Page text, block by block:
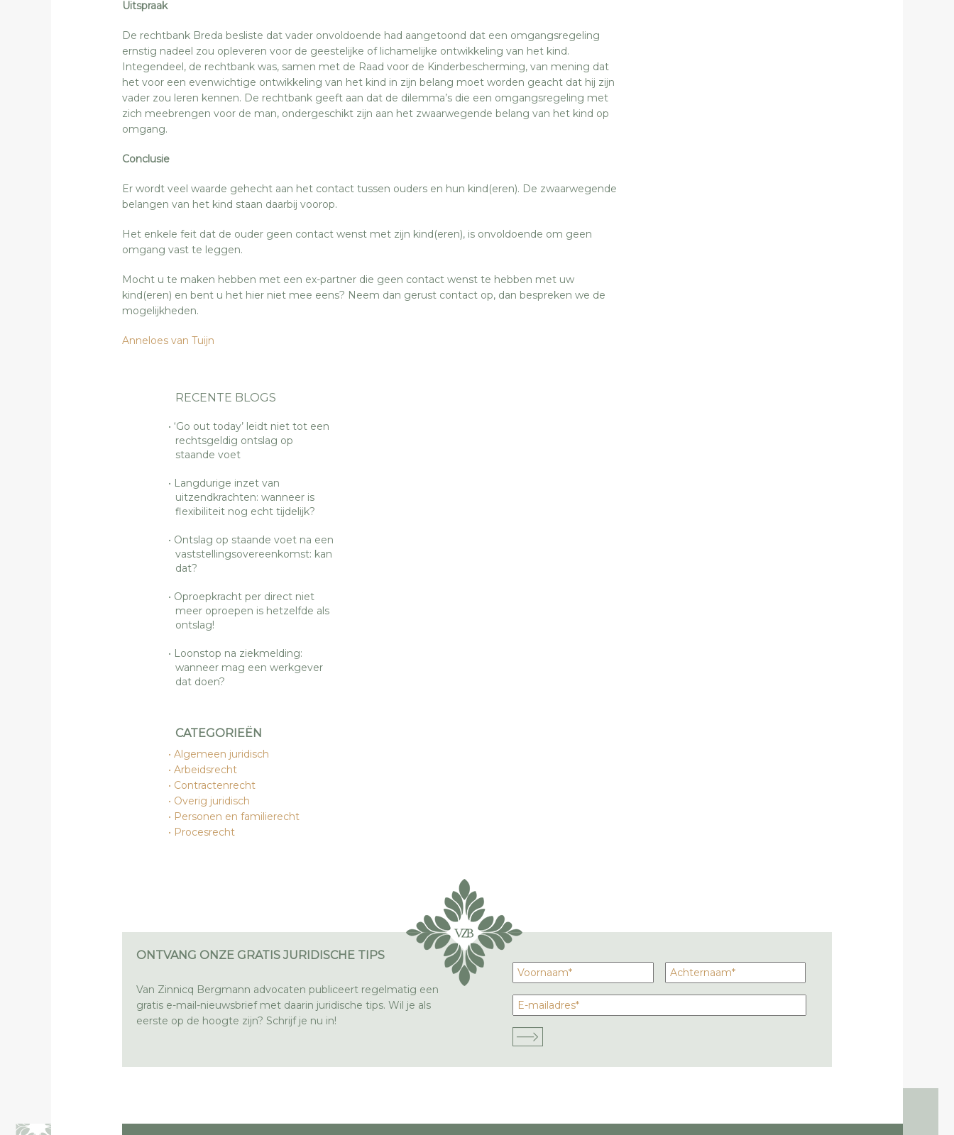
Uitspraak
De rechtbank Breda besliste dat vader onvoldoende had aangetoond dat een omgangsregeling
ernstig nadeel zou opleveren voor de geestelijke of lichamelijke ontwikkeling van het kind.
Integendeel, de rechtbank was, samen met de Raad voor de Kinderbescherming, van mening dat
het voor een evenwichtige ontwikkeling van het kind in zijn belang moet worden geacht dat hij zijn
vader zou leren kennen. De rechtbank geeft aan dat de dilemma’s die een omgangsregeling met
zich meebrengen voor de man, ondergeschikt zijn aan het zwaarwegende belang van het kind op
omgang.
Conclusie
Er wordt veel waarde gehecht aan het contact tussen ouders en hun kind(eren). De zwaarwegende
belangen van het kind staan daarbij voorop.
Het enkele feit dat de ouder geen contact wenst met zijn kind(eren), is onvoldoende om geen
omgang vast te leggen.
Mocht u te maken hebben met een ex-partner die geen contact wenst te hebben met uw
kind(eren) en bent u het hier niet mee eens? Neem dan gerust contact op, dan bespreken we de
mogelijkheden.
Anneloes van Tuijn
RECENTE BLOGS
‘Go out today’ leidt niet tot een
rechtsgeldig ontslag op
staande voet
Langdurige inzet van
uitzendkrachten: wanneer is
flexibiliteit nog echt tijdelijk?
Ontslag op staande voet na een
vaststellingsovereenkomst: kan
dat?
Oproepkracht per direct niet
meer oproepen is hetzelfde als
ontslag!
Loonstop na ziekmelding:
wanneer mag een werkgever
dat doen?
CATEGORIEËN
Algemeen juridisch
Arbeidsrecht
Contractenrecht
Overig juridisch
Personen en familierecht
Procesrecht
ONTVANG ONZE GRATIS JURIDISCHE TIPS
Van Zinnicq Bergmann advocaten publiceert regelmatig een
gratis e-mail-nieuwsbrief met daarin juridische tips. Wil je als
eerste op de hoogte zijn? Schrijf je nu in!